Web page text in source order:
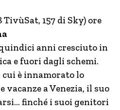
TivùSat, 157 di Sky) ore
anni cresciuto in
e fuori dagli schemi.
cui è innamorato lo
a Venezia, il suo
finché i suoi genitori